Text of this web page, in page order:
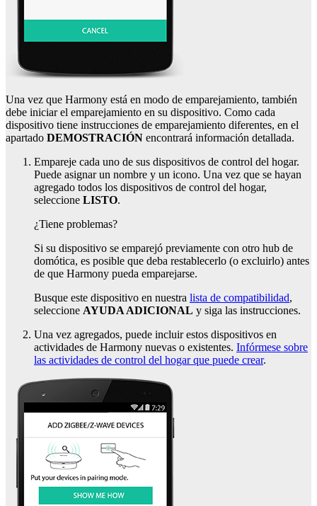
Una vez que Harmony está en modo de emparejamiento, también
debe iniciar el emparejamiento en su dispositivo. Como cada
dispositivo tiene instrucciones de emparejamiento diferentes, en el
apartado DEMOSTRACIÓN encontrará información detallada.
Empareje cada uno de sus dispositivos de control del hogar.
Puede asignar un nombre y un icono. Una vez que se hayan
agregado todos los dispositivos de control del hogar,
seleccione LISTO.
¿Tiene problemas?
Si su dispositivo se emparejó previamente con otro hub de
domótica, es posible que deba restablecerlo (o excluirlo) antes
de que Harmony pueda emparejarse.
Busque este dispositivo en nuestra lista de compatibilidad,
seleccione AYUDA ADICIONAL y siga las instrucciones.
Una vez agregados, puede incluir estos dispositivos en
actividades de Harmony nuevas o existentes. Infórmese sobre
las actividades de control del hogar que puede crear.